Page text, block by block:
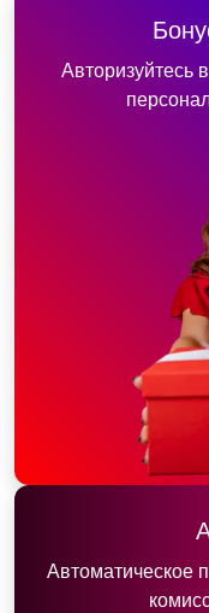
Авторизуйтесь
Автоматическое